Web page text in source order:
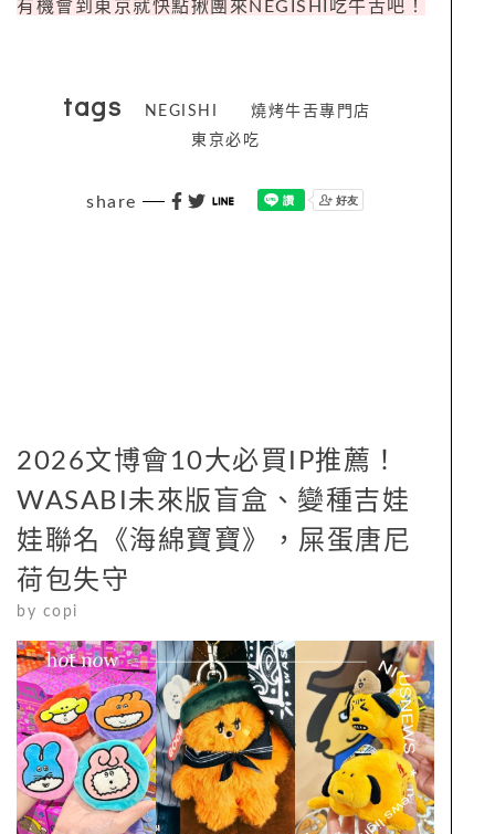
有機會到東京就快點揪團來NEGISHI吃牛舌吧！
tags NEGISHI
燒烤牛舌專門店
東京必吃
share
2026文博會10大必買IP推薦！
WASABI未來版盲盒、變種吉娃
娃聯名《海綿寶寶》，屎蛋唐尼
荷包失守
by copi